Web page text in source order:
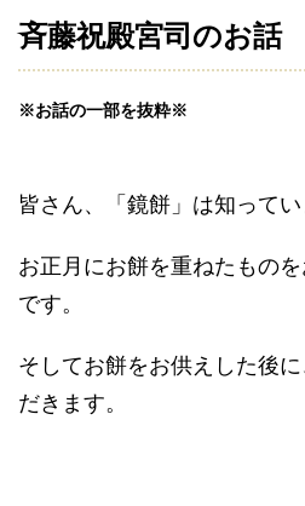
斉藤祝殿宮司のお話
※お話の一部を抜粋※
皆さん、「鏡餅」は知ってい
お正月にお餅を重ねたもの
です。
そしてお餅をお供えした後
だきます。